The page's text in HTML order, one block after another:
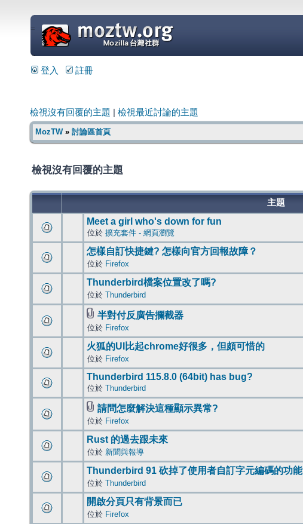
=
登入 註冊
檢視沒有回覆的主題 檢視最近討論的主題
MozTW» 討論區首頁
檢視沒有回覆的主題
主題
Meet a girl who's down for fun
位於 擴充套件 - 網頁瀏覽
怎樣自訂快捷鍵? 怎樣向官方回報故障？
位於 Firefox
Thunderbird檔案位置改了嗎?
位於 Thunderbird
半對付反廣告攔截器
位於 Firefox
火狐的UI比起chrome好很多，但頗可惜的
位於 Firefox
Thunderbird 115.8.0 (64bit) has bug?
位於 Thunderbird
請問怎麼解決這種顯示異常?
位於 Firefox
Rust 的過去跟未來
位於 新聞與報導
Thunderbird 91 砍掉了使用者自訂字元編碼的功能
位於 Thunderbird
開啟分頁只有背景而已
位於 Firefox